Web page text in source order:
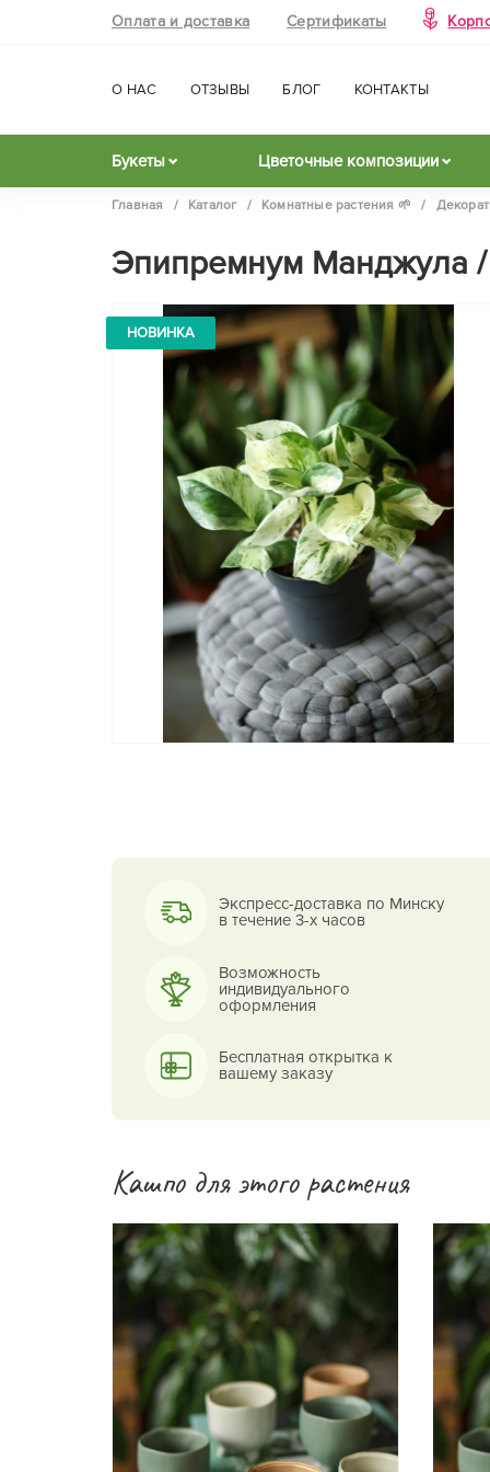
Оплата и доставка Сертификаты
О НАС ОТЗЫВЫ БЛОГ КОНТАКТЫ
Букеты Цветочные композиции
Главная / Каталог / Комнатные растения 🌱 /
Эпипремнум Манджула
НОВИНКА
Экспресс-доставка по Минску
в течение 3-х часов
Возможность
индивидуального
оформления
Бесплатная открытка к
вашему заказу
Кашпо для этого растения